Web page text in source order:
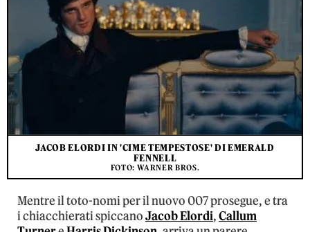
JACOB ELORDI IN 'CIME TEMPESTOSE' DI EMERALD
FENNELL
FOTO: WARNER BROS.
Mentre il toto-nomi per il nuovo 007 prosegue, e tra
i chiacchierati spiccanoJacob Elordi,Callum